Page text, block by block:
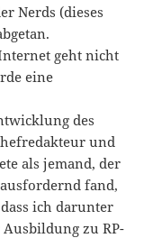
Nerds (dieses
geht nicht
eine
des
und
als jemand, der
fand,
ich darunter
zu RP-